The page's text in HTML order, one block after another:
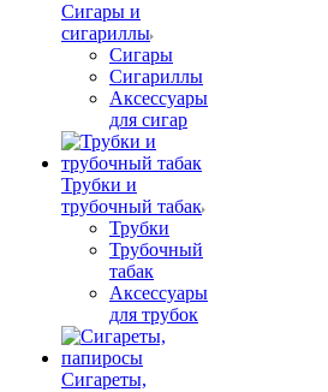
Сигары и
сигариллы
Сигары
Сигариллы
Аксессуары
для сигар
Трубки и
трубочный табак
Трубки
Трубочный
табак
Аксессуары
для трубок
Сигареты,